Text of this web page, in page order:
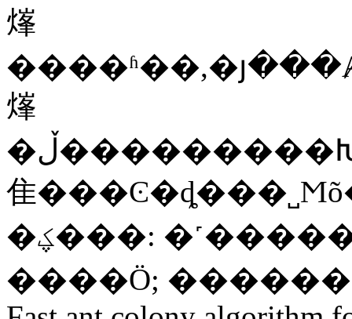
㷨
㷨
�ڵ���������Խ��ٵ��������õ�ƽ��������֪���Ž�ƫ��Ϊ0.46%,���Ž�����֪���Ž�ƫ��Ϊ0.23%,�������ٶȼ���
⾫
�ؼ���:
����Ӧ;